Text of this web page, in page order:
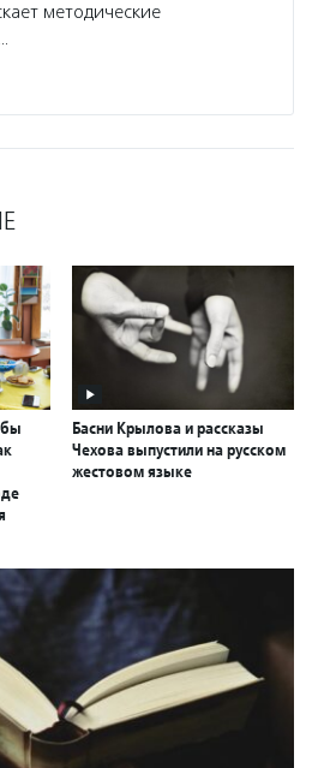
методические
Басни Крылова и рассказы
Чехова выпустили на русском
жестовом языке